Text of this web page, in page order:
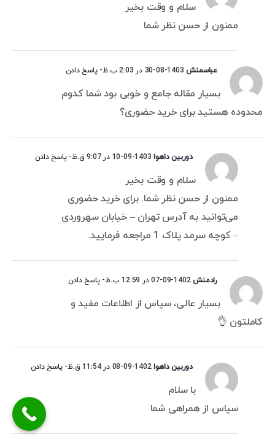
سلام و وقت بخیر
ممنون از حسن نظر شما
عباسمنش1403-08-30 در 2:03 ب.ظ - پاسخ دادن
بسیار مقاله جامع و خوبی بود شما کدوم
محدوده هستید برای خرید حضوری؟
دوربین داهوا1403-09-10 در 9:07 ق.ظ - پاسخ دادن
سلام و وقت بخیر
ممنون از حسن نظر شما. برای خرید حضوری
می‌توانید به آدرس تهران – خیابان سهروردی
– کوچه سرمد پلاک 1 مراجعه فرمایید.
رادمنش1402-09-07 در 12:59 ب.ظ - پاسخ دادن
بسیار عالی، سپاس از اطلاعات مفید و
کاملتون 👌
دوربین داهوا1402-09-08 در 11:54 ق.ظ - پاسخ دادن
با سلام
سپاس از همراهی شما